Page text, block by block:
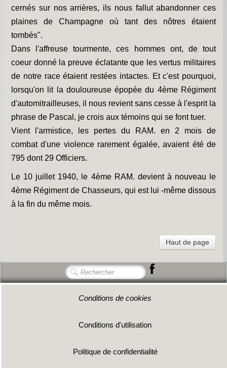
cernés sur nos arrières, ils nous fallut abandonner ces
plaines de Champagne où tant des nôtres étaient
tombés".
Dans l'affreuse tourmente, ces hommes ont, de tout
coeur donné la preuve éclatante que les vertus militaires
de notre race étaient restées intactes. Et c'est pourquoi,
lorsqu'on lit la douloureuse épopée du 4ème Régiment
d'automitrailleuses, il nous revient sans cesse à l'esprit la
phrase de Pascal, je crois aux témoins qui se font tuer.
Vient l'armistice, les pertes du RAM. en 2 mois de
combat d'une violence rarement égalée, avaient été de
795 dont 29 Officiers.
Le 10 juillet 1940, le 4ème RAM. devient à nouveau le
4ème Régiment de Chasseurs, qui est lui -même dissous
à la fin du même mois.
Haut de page
Conditions de cookies
Conditions d'utilisation
Politique de confidentialité